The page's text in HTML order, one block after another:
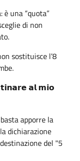
una “quota”
di non
sostituisce l’8
𝗮𝗹 𝗺𝗶𝗼
apporre la
dichiarazione
del "5